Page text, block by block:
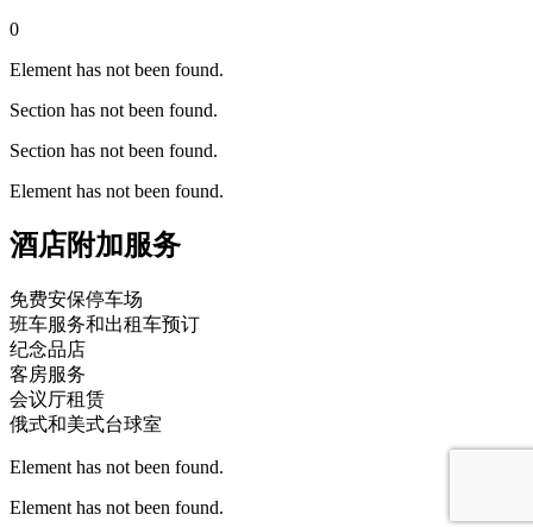
0
Element has not been found.
Section has not been found.
Section has not been found.
Element has not been found.
酒店附加服务
免费安保停车场
班车服务和出租车预订
纪念品店
客房服务
会议厅租赁
俄式和美式台球室
Element has not been found.
Element has not been found.